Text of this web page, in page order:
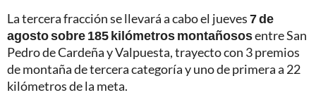
La tercera fracción se llevará a cabo el jueves7 de
agosto sobre 185 kilómetros montañososentre San
Pedro de Cardeña y Valpuesta, trayecto con 3 premios
de montaña de tercera categoría y uno de primera a 22
kilómetros de la meta.